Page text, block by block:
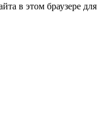
в этом браузере для